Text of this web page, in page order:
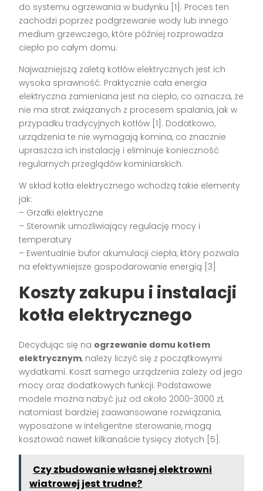
do systemu ogrzewania w budynku [1]. Proces ten
zachodzi poprzez podgrzewanie wody lub innego
medium grzewczego, które później rozprowadza
ciepło po całym domu.
Najważniejszą zaletą kotłów elektrycznych jest ich
wysoka sprawność. Praktycznie cała energia
elektryczna zamieniana jest na ciepło, co oznacza, że
nie ma strat związanych z procesem spalania, jak w
przypadku tradycyjnych kotłów [1]. Dodatkowo,
urządzenia te nie wymagają komina, co znacznie
upraszcza ich instalację i eliminuje konieczność
regularnych przeglądów kominiarskich.
W skład kotła elektrycznego wchodzą takie elementy
jak:
– Grzałki elektryczne
– Sterownik umożliwiający regulację mocy i
temperatury
– Ewentualnie bufor akumulacji ciepła, który pozwala
na efektywniejsze gospodarowanie energią [3]
Koszty zakupu i instalacji
kotła elektrycznego
Decydując się na ogrzewanie domu kotłem
elektrycznym, należy liczyć się z początkowymi
wydatkami. Koszt samego urządzenia zależy od jego
mocy oraz dodatkowych funkcji. Podstawowe
modele można nabyć już od około 2000-3000 zł,
natomiast bardziej zaawansowane rozwiązania,
wyposażone w inteligentne sterowanie, mogą
kosztować nawet kilkanaście tysięcy złotych [5].
Czy zbudowanie własnej elektrowni
wiatrowej jest trudne?